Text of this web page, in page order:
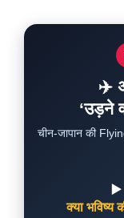
✈️
‘उड़ने
चीन-जापान की
▶️
क्या भविष्य